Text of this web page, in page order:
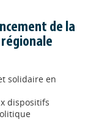
de la
solidaire en
dispositifs